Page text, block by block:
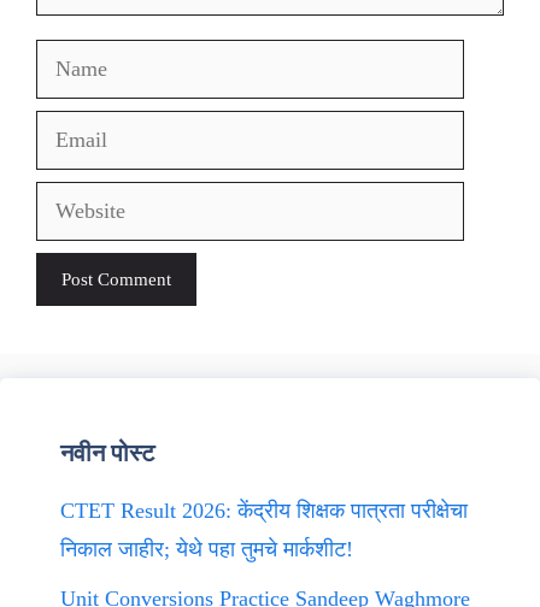
Name
Email
Website
नवीन पोस्ट
CTET Result 2026: केंद्रीय शिक्षक पात्रता परीक्षेचा
निकाल जाहीर; येथे पहा तुमचे मार्कशीट!
Unit Conversions Practice Sandeep Waghmore